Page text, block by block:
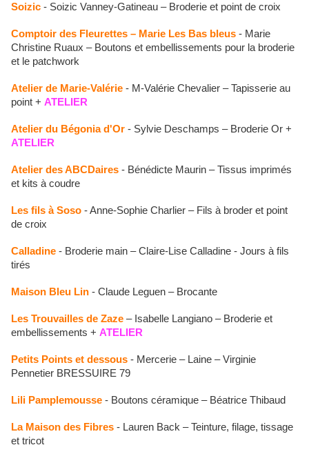
Soizic - Soizic Vanney-Gatineau – Broderie et point de croix
Comptoir des Fleurettes – Marie Les Bas bleus - Marie
Christine Ruaux – Boutons et embellissements pour la broderie
et le patchwork
Atelier de Marie-Valérie - M-Valérie Chevalier – Tapisserie au
point + ATELIER
Atelier du Bégonia d'Or - Sylvie Deschamps – Broderie Or +
ATELIER
Atelier des ABCDaires - Bénédicte Maurin – Tissus imprimés
et kits à coudre
Les fils à Soso - Anne-Sophie Charlier – Fils à broder et point
de croix
Calladine - Broderie main – Claire-Lise Calladine - Jours à fils
tirés
Maison Bleu Lin - Claude Leguen – Brocante
Les Trouvailles de Zaze – Isabelle Langiano – Broderie et
embellissements + ATELIER
Petits Points et dessous - Mercerie – Laine – Virginie
Pennetier BRESSUIRE 79
Lili Pamplemousse - Boutons céramique – Béatrice Thibaud
La Maison des Fibres - Lauren Back – Teinture, filage, tissage
et tricot